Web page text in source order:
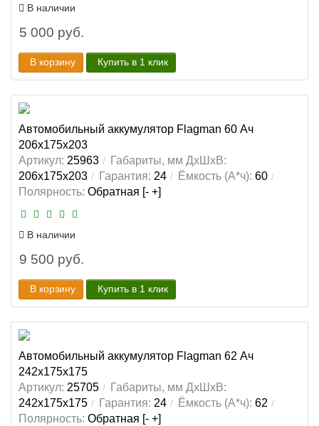
В наличии
5 000 руб.
В корзину Купить в 1 клик
Автомобильный аккумулятор Flagman 60 Ач
206x175x203
Артикул: 25963
Габариты, мм ДхШхВ:
206x175x203
Гарантия: 24 Ёмкость (А*ч): 60
Полярность: Обратная [- +]
В наличии
9 500 руб.
В корзину Купить в 1 клик
Автомобильный аккумулятор Flagman 62 Ач
242x175x175
Артикул: 25705
Габариты, мм ДхШхВ:
242x175x175
Гарантия: 24 Ёмкость (А*ч): 62
Полярность: Обратная [- +]